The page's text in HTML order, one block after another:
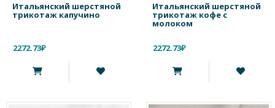
Итальянский шерстяной
трикотаж капучино
2272.73₽
Итальянский шерстяной
трикотаж кофе с
молоком
2272.73₽